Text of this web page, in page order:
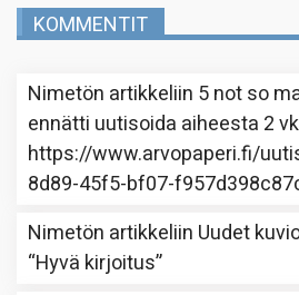
KOMMENTIT
Nimetön artikkeliin 5 not so
ennätti uutisoida aiheesta 2
https://www.arvopaperi.fi/
8d89-45f5-bf07-
Nimetön artikkeliin Uudet
“Hyvä kirjoitus”